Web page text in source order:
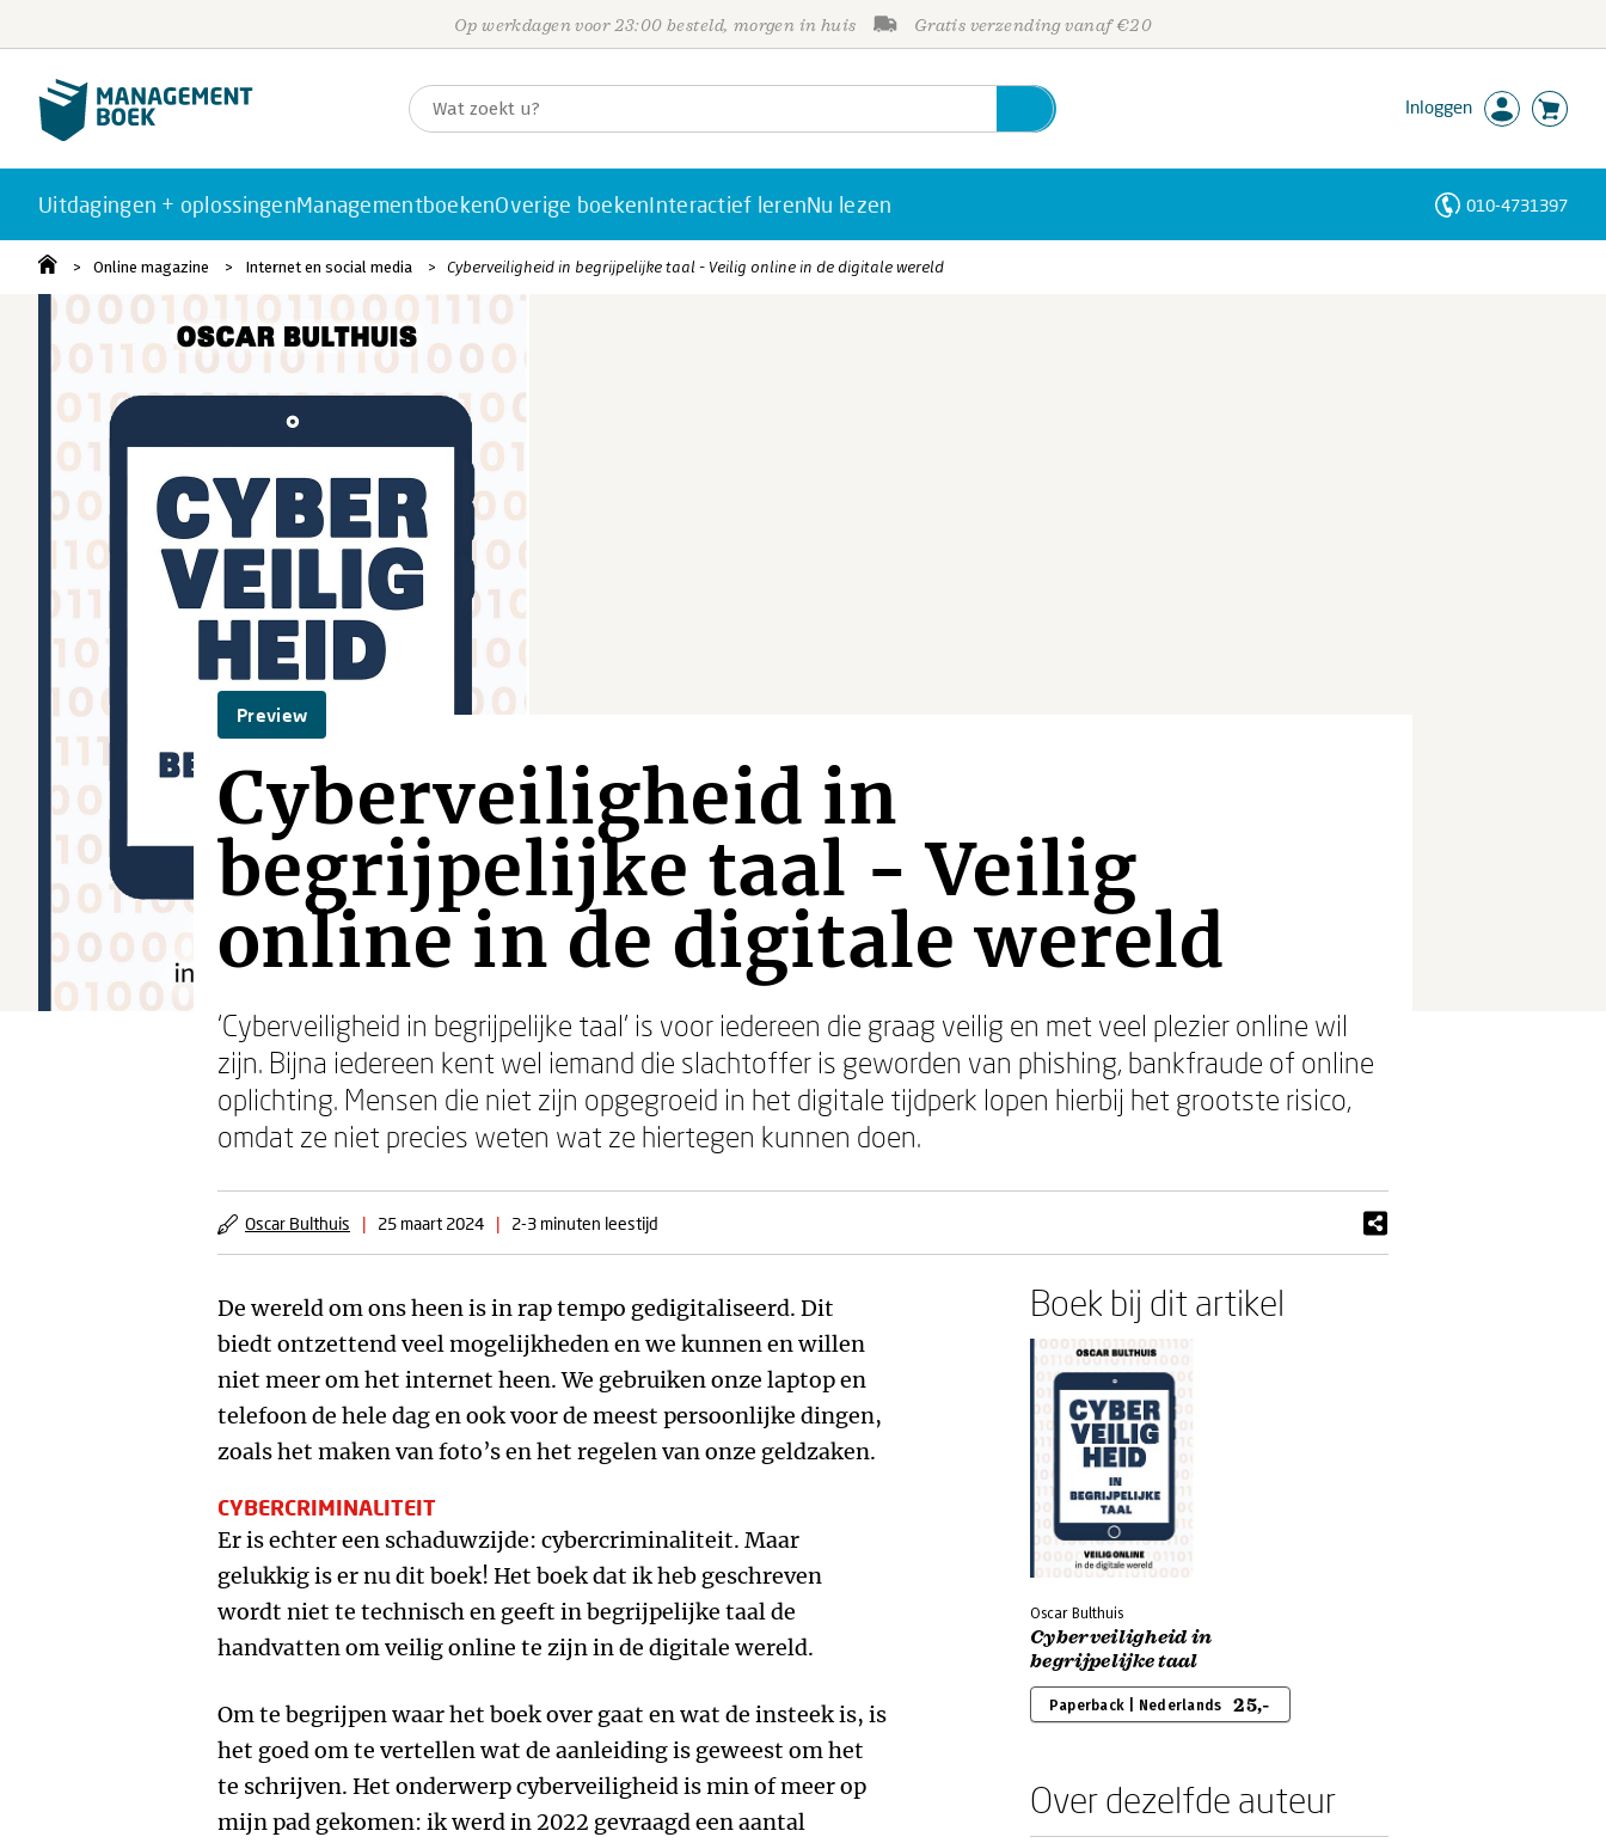
Op werkdagen voor 23:00 besteld, morgen in huis Gratis verzending vanaf €20
Inloggen
Uitdagingen + oplossingenManagementboekenOverige boekenInteractief lerenNu lezen 010-4731397
Online magazine Internet en social media Cyberveiligheid in begrijpelijke taal - Veilig online in de digitale wereld
Preview
Cyberveiligheid in
begrijpelijke taal - Veilig
online in de digitale wereld
‘Cyberveiligheid in begrijpelijke taal’ is voor iedereen die graag veilig en met veel plezier online wil
zijn. Bijna iedereen kent wel iemand die slachtoffer is geworden van phishing, bankfraude of online
oplichting. Mensen die niet zijn opgegroeid in het digitale tijdperk lopen hierbij het grootste risico,
omdat ze niet precies weten wat ze hiertegen kunnen doen.
Oscar Bulthuis | 25 maart 2024 | 2-3 minuten leestijd
De wereld om ons heen is in rap tempo gedigitaliseerd. Dit
biedt ontzettend veel mogelijkheden en we kunnen en willen
niet meer om het internet heen. We gebruiken onze laptop en
telefoon de hele dag en ook voor de meest persoonlijke dingen,
zoals het maken van foto’s en het regelen van onze geldzaken.
CYBERCRIMINALITEIT
Er is echter een schaduwzijde: cybercriminaliteit. Maar
gelukkig is er nu dit boek! Het boek dat ik heb geschreven
wordt niet te technisch en geeft in begrijpelijke taal de
handvatten om veilig online te zijn in de digitale wereld.
Om te begrijpen waar het boek over gaat en wat de insteek is, is
het goed om te vertellen wat de aanleiding is geweest om het
te schrijven. Het onderwerp cyberveiligheid is min of meer op
mijn pad gekomen: ik werd in 2022 gevraagd een aantal
Boek bij dit artikel
Oscar Bulthuis
Cyberveiligheid in
begrijpelijke taal
Paperback | Nederlands 25,-
Over dezelfde auteur
Personen